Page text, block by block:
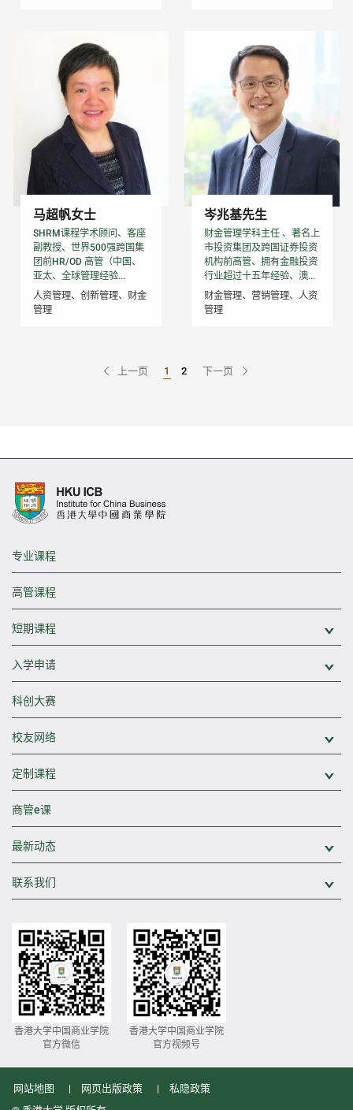
马超帆女士
SHRM课程学术顾问、客座
副教授、世界500强跨国集
团前HR/OD 高管（中国、
亚太、全球管理经验...
人资管理、创新管理、财金
管理
岑兆基先生
财金管理学科主任 、著名上
市投资集团及跨国证券投资
机构前高管、拥有金融投资
行业超过十五年经验、澳...
财金管理、营销管理、人资
管理
上一页 Go to Page
1 Go to Page
2 下一页
专业课程
高管课程
短期课程
入学申请
科创大赛
校友网络
定制课程
商管e课
最新动态
联系我们
香港大学中国商业学院
官方微信
香港大学中国商业学院
官方视频号
网站地图 网页出版政策
私隐政策